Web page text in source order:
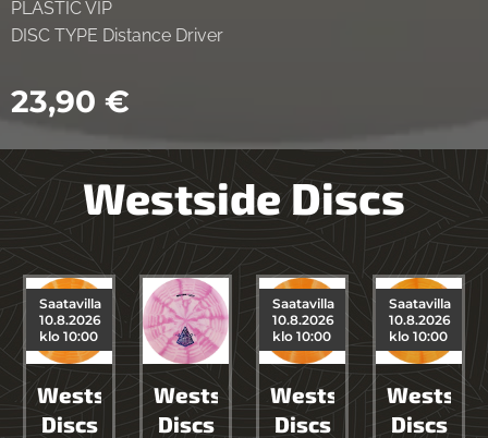
PLASTIC VIP
DISC TYPE Distance Driver
23,90 €
Westside Discs
Westside
Discs
Saatavilla
10.8.2026
klo 10:00
Westside
Discs
Westside
Discs
Saatavilla
10.8.2026
klo 10:00
Westside
Discs
Saatavilla
10.8.2026
klo 10:00